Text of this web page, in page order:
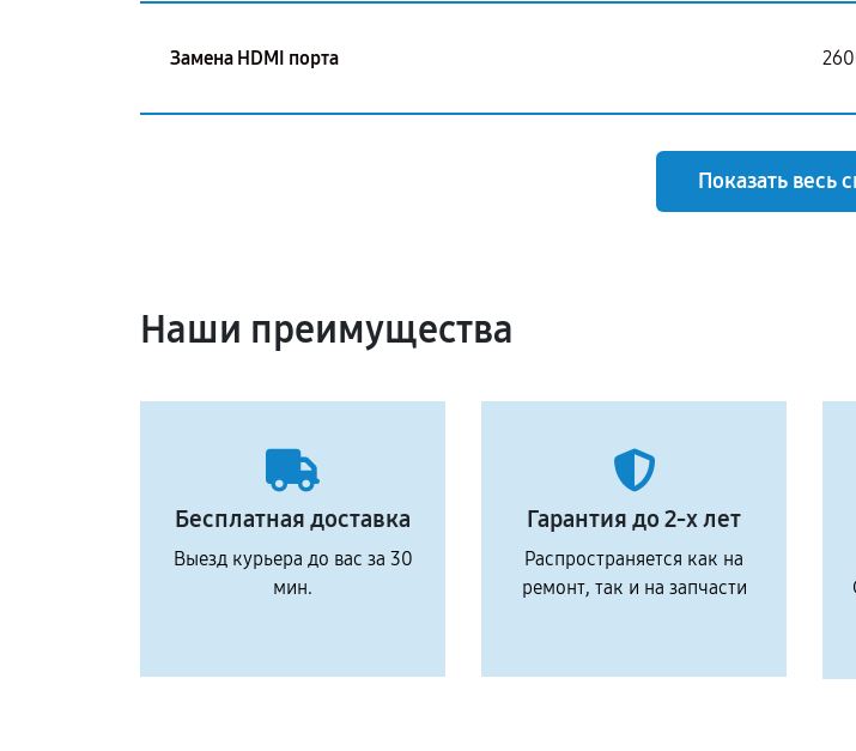
Замена HDMI порта
Показать весь
Наши преимущества
Бесплатная доставка
Выезд курьера до вас за 30
мин.
Гарантия до 2-х лет
Распространяется как на
ремонт, так и на запчасти